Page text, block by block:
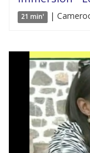
21 min' |